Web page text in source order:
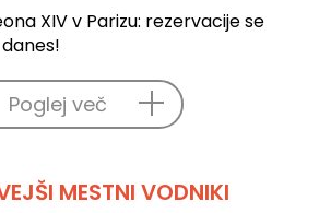
XIV v Parizu: rezervacije se
Poglej več
MESTNI VODNIKI